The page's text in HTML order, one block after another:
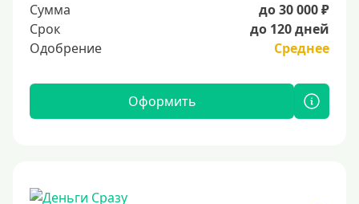
Сумма
до 30 000 ₽
Срок
до 120 дней
Одобрение
Среднее
Оформить